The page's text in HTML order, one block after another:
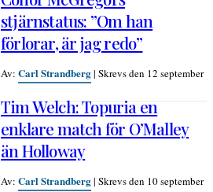
stjärnstatus: ”Om han
förlorar, är jag redo”
Av: Carl Strandberg| Skrevs den 12 september
Tim Welch: Topuria en
enklare match för O’Malley
än Holloway
Av: Carl Strandberg| Skrevs den 10 september